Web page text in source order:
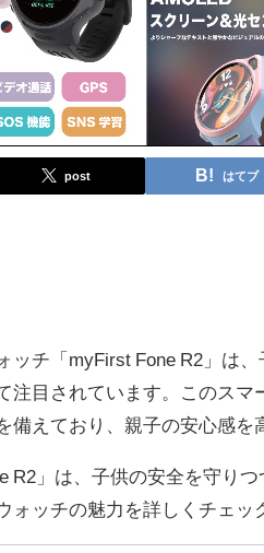
post はてブ
ッチ「myFirst Fone R2」は
注目されています。このス
備えており、親子の安心感を
R2」は、子供の安全を守り
ォッチの魅力を詳しくチェッ